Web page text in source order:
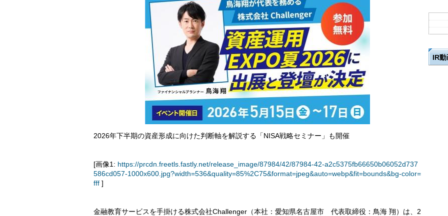
2026年下半期の資産形成に向けた判断軸を解説する「NISA戦略セミナー」も開催
[画像1: https://prcdn.freetls.fastly.net/release_image/87984/42/87984-42-a2c5375fb66650b06052d737
586cd057-1000x600.jpg?width=536&quality=85%2C75&format=jpeg&auto=webp&fit=bounds&bg-color=
fff ]
金融教育サービスを手掛ける株式会社Challenger（本社：愛知県名古屋市 代表取締役：鳥海 翔）は、2
IR動